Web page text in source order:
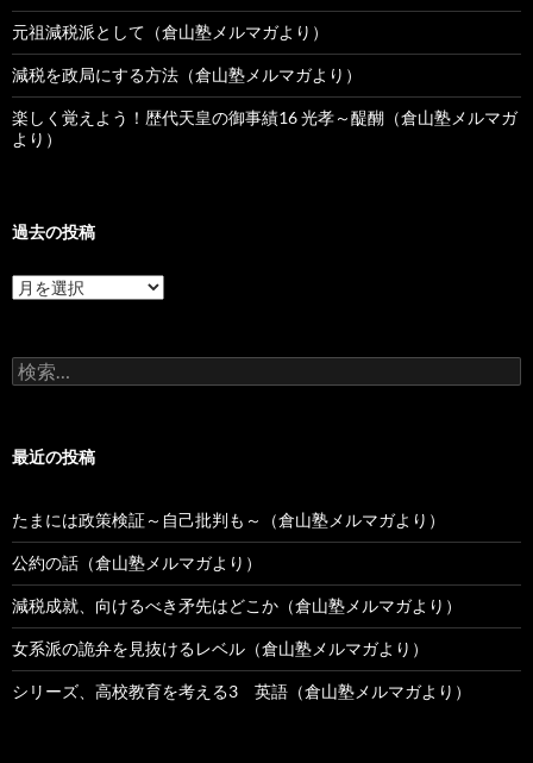
元祖減税派として（倉山塾メルマガより）
減税を政局にする方法（倉山塾メルマガより）
楽しく覚えよう！歴代天皇の御事績16 光孝～醍醐（倉山塾メルマガ
より）
過去の投稿
過
去
稿
検
索:
最近の投稿
たまには政策検証～自己批判も～（倉山塾メルマガより）
公約の話（倉山塾メルマガより）
減税成就、向けるべき矛先はどこか（倉山塾メルマガより）
女系派の詭弁を見抜けるレベル（倉山塾メルマガより）
シリーズ、高校教育を考える3 英語（倉山塾メルマガより）